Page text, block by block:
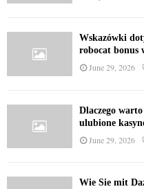
Wskazówki
robocat bonus
June 29, 2026
Dlaczego
ulubione
June 29, 2026
Wie Sie mit